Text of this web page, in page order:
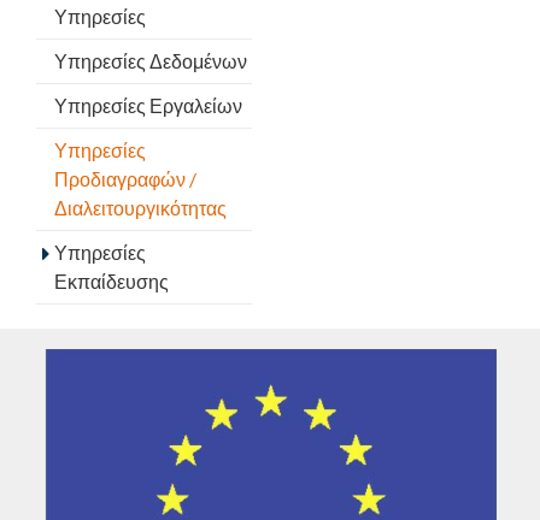
Υπηρεσίες
Υπηρεσίες Δεδομένων
Υπηρεσίες Εργαλείων
Υπηρεσίες
Προδιαγραφών /
Διαλειτουργικότητας
Υπηρεσίες
Εκπαίδευσης